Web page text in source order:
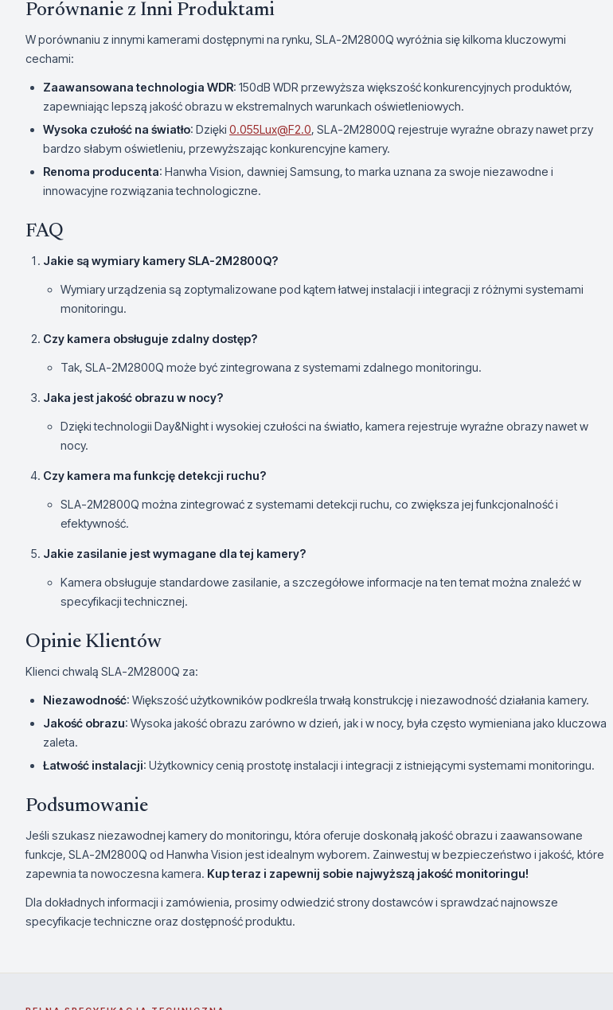
Porównanie z Inni Produktami
W porównaniu z innymi kamerami dostępnymi na rynku, SLA-2M2800Q wyróżnia się kilkoma kluczowymi
cechami:
Zaawansowana technologia WDR: 150dB WDR przewyższa większość konkurencyjnych produktów,
zapewniając lepszą jakość obrazu w ekstremalnych warunkach oświetleniowych.
Wysoka czułość na światło: Dzięki 0.055Lux@F2.0, SLA-2M2800Q rejestruje wyraźne obrazy nawet przy
bardzo słabym oświetleniu, przewyższając konkurencyjne kamery.
Renoma producenta: Hanwha Vision, dawniej Samsung, to marka uznana za swoje niezawodne i
innowacyjne rozwiązania technologiczne.
FAQ
Jakie są wymiary kamery SLA-2M2800Q?
Wymiary urządzenia są zoptymalizowane pod kątem łatwej instalacji i integracji z różnymi systemami
monitoringu.
Czy kamera obsługuje zdalny dostęp?
Tak, SLA-2M2800Q może być zintegrowana z systemami zdalnego monitoringu.
Jaka jest jakość obrazu w nocy?
Dzięki technologii Day&Night i wysokiej czułości na światło, kamera rejestruje wyraźne obrazy nawet w
nocy.
Czy kamera ma funkcję detekcji ruchu?
SLA-2M2800Q można zintegrować z systemami detekcji ruchu, co zwiększa jej funkcjonalność i
efektywność.
Jakie zasilanie jest wymagane dla tej kamery?
Kamera obsługuje standardowe zasilanie, a szczegółowe informacje na ten temat można znaleźć w
specyfikacji technicznej.
Opinie Klientów
Klienci chwalą SLA-2M2800Q za:
Niezawodność: Większość użytkowników podkreśla trwałą konstrukcję i niezawodność działania kamery.
Jakość obrazu: Wysoka jakość obrazu zarówno w dzień, jak i w nocy, była często wymieniana jako kluczowa
zaleta.
Łatwość instalacji: Użytkownicy cenią prostotę instalacji i integracji z istniejącymi systemami monitoringu.
Podsumowanie
Jeśli szukasz niezawodnej kamery do monitoringu, która oferuje doskonałą jakość obrazu i zaawansowane
funkcje, SLA-2M2800Q od Hanwha Vision jest idealnym wyborem. Zainwestuj w bezpieczeństwo i jakość, które
zapewnia ta nowoczesna kamera. Kup teraz i zapewnij sobie najwyższą jakość monitoringu!
Dla dokładnych informacji i zamówienia, prosimy odwiedzić strony dostawców i sprawdzać najnowsze
specyfikacje techniczne oraz dostępność produktu.